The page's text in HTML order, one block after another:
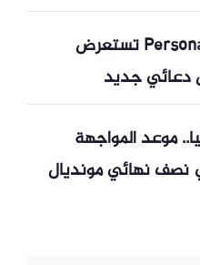
لعبة Persona 4 Revival تستعرض
موعد المواجهة
نصف نهائي مونديال